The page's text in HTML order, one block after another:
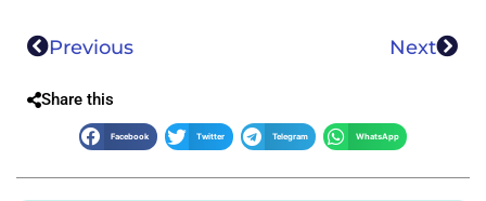
Previous Next
Share this
Facebook Twitter Telegram WhatsApp